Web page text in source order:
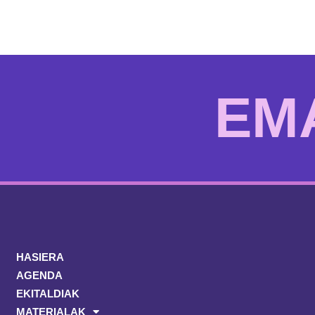
HASIERA
AGENDA
EKITALDIAK
MATERIALAK